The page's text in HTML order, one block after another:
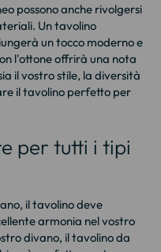
possono anche rivolgersi
Un tavolino
un tocco moderno e
l'ottone offrirà una nota
il vostro stile, la diversità
il tavolino perfetto per
per tutti i tipi
il tavolino deve
armonia nel vostro
divano, il tavolino da